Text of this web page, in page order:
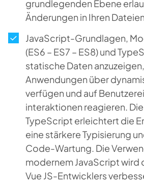
grundlegenden Ebene
Änderungen in Ihren
JavaScript-Grundlagen,
(ES6 – ES7 – ES8) und
statische Daten
Anwendungen über
verfügen und auf
interaktionen reagieren.
TypeScript erleichtert die
eine stärkere Typisierung
Code-Wartung. Die
modernem JavaScript wird
Vue JS-Entwicklers